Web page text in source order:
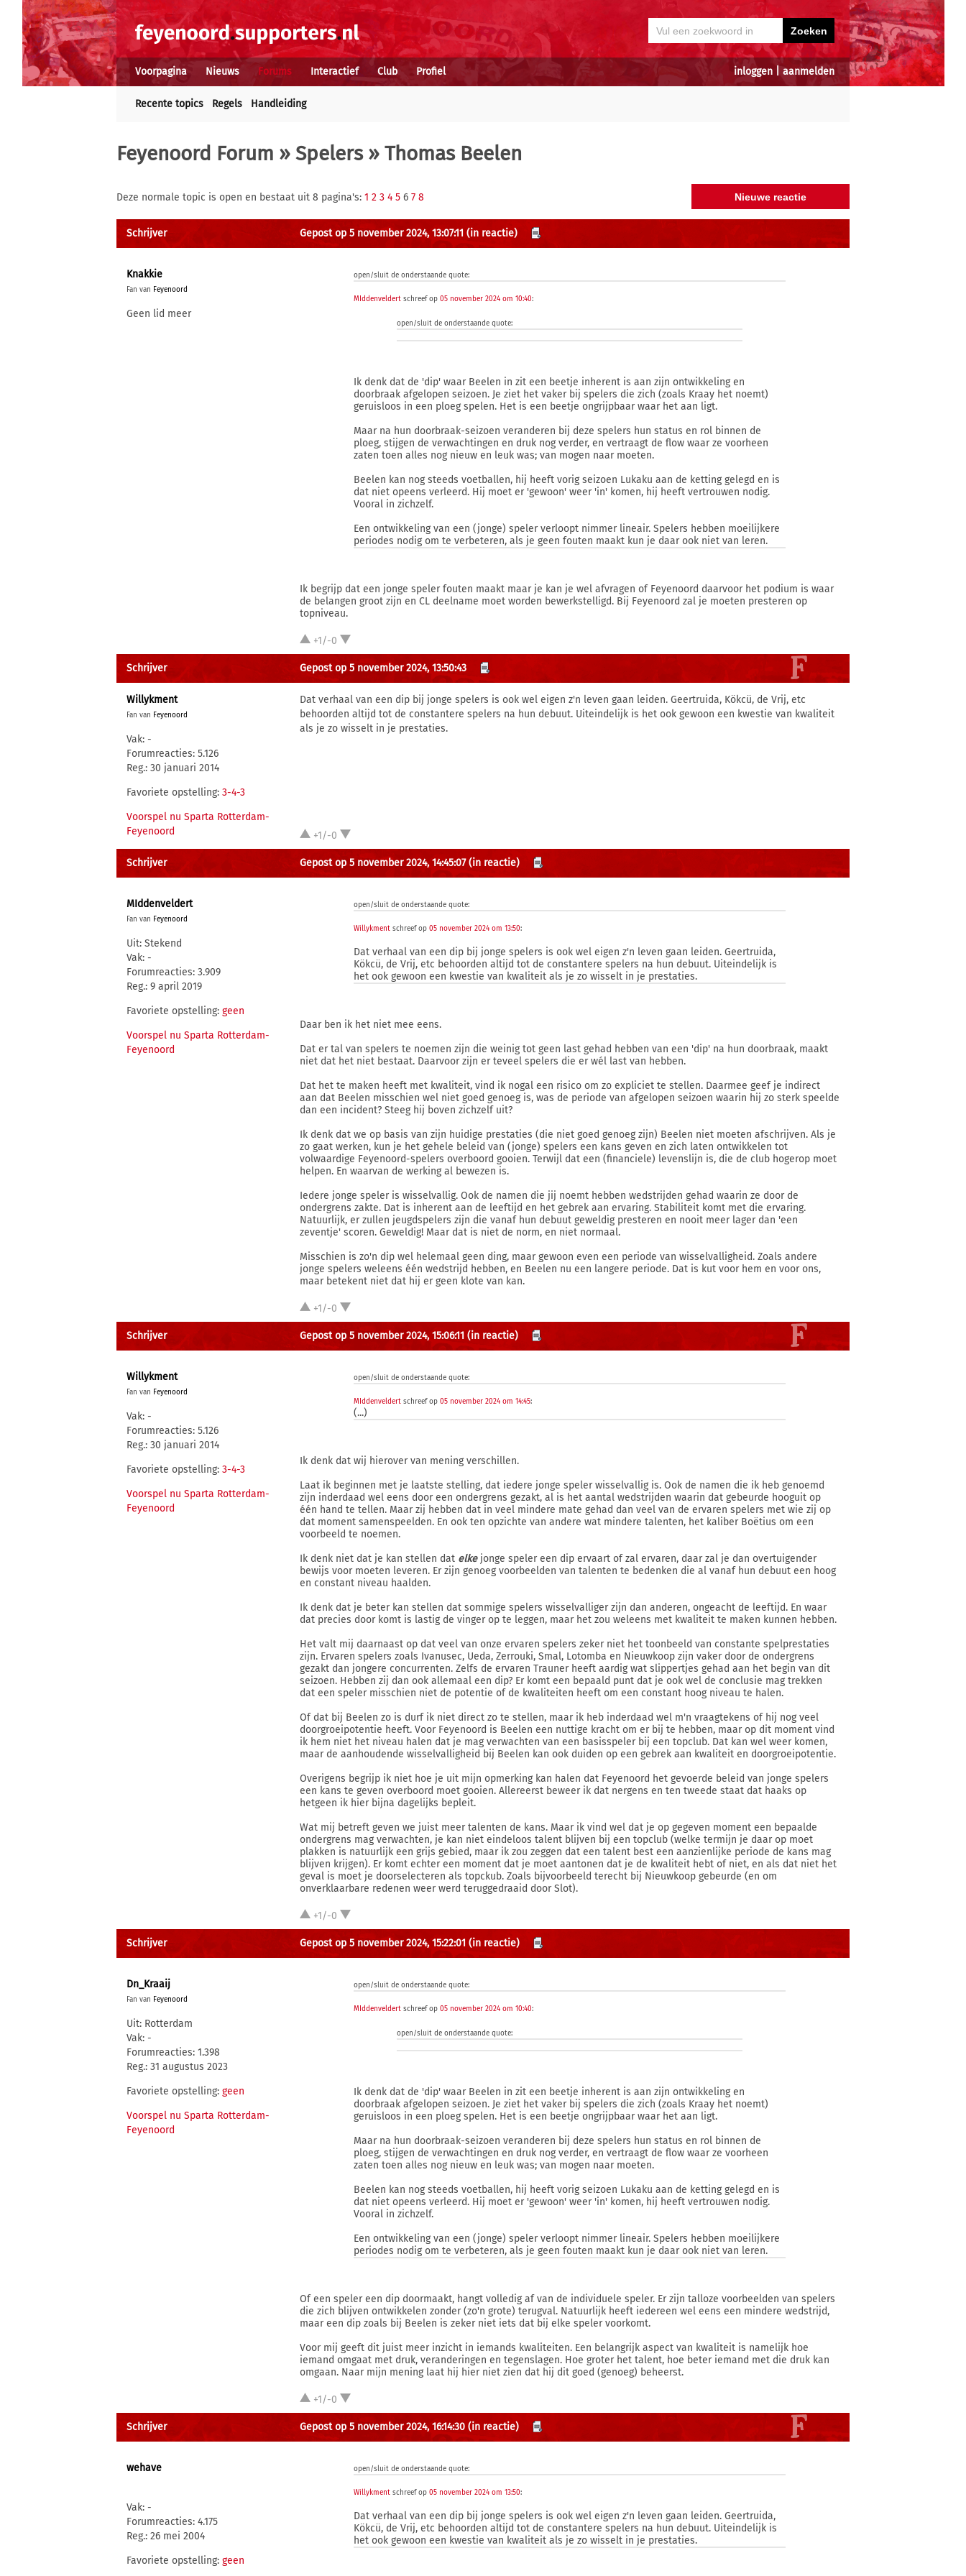
inloggen aanmelden
Voorpagina Nieuws Forums Interactief Club Profiel
Recente topics Regels Handleiding
Feyenoord Forum » Spelers» Thomas Beelen
Deze normale topic is open en bestaat uit 8 pagina's: 1 2 3 4 5 6 7 8
Schrijver Gepost op 5 november 2024, 13:07:11 (in reactie)
Knakkie
Fan van Feyenoord
Geen lid meer
open/sluit de onderstaande quote:
MIddenveldert schreef op05 november 2024 om 10:40:
open/sluit de onderstaande quote:
Ik denk dat de 'dip' waar Beelen in zit een beetje inherent is aan zijn ontwikkeling en
doorbraak afgelopen seizoen. Je ziet het vaker bij spelers die zich (zoals Kraay het noemt)
geruisloos in een ploeg spelen. Het is een beetje ongrijpbaar waar het aan ligt.
Maar na hun doorbraak-seizoen veranderen bij deze spelers hun status en rol binnen de
ploeg, stijgen de verwachtingen en druk nog verder, en vertraagt de flow waar ze voorheen
zaten toen alles nog nieuw en leuk was; van mogen naar moeten.
Beelen kan nog steeds voetballen, hij heeft vorig seizoen Lukaku aan de ketting gelegd en is
dat niet opeens verleerd. Hij moet er 'gewoon' weer 'in' komen, hij heeft vertrouwen nodig.
Vooral in zichzelf.
Een ontwikkeling van een (jonge) speler verloopt nimmer lineair. Spelers hebben moeilijkere
periodes nodig om te verbeteren, als je geen fouten maakt kun je daar ook niet van leren.
Ik begrijp dat een jonge speler fouten maakt maar je kan je wel afvragen of Feyenoord daarvoor het podium is waar
de belangen groot zijn en CL deelname moet worden bewerkstelligd. Bij Feyenoord zal je moeten presteren op
topniveau.
+1/-0
Schrijver Gepost op 5 november 2024, 13:50:43
Willykment
Fan van Feyenoord
Vak: -
Forumreacties: 5.126
Reg.: 30 januari 2014
Favoriete opstelling: 3-4-3
Voorspel nu Sparta Rotterdam-
Feyenoord
Dat verhaal van een dip bij jonge spelers is ook wel eigen z'n leven gaan leiden. Geertruida, Kökcü, de Vrij, etc
behoorden altijd tot de constantere spelers na hun debuut. Uiteindelijk is het ook gewoon een kwestie van kwaliteit
als je zo wisselt in je prestaties.
+1/-0
Schrijver Gepost op 5 november 2024, 14:45:07 (in reactie)
MIddenveldert
Fan van Feyenoord
Uit: Stekend
Vak: -
Forumreacties: 3.909
Reg.: 9 april 2019
Favoriete opstelling: geen
Voorspel nu Sparta Rotterdam-
Feyenoord
open/sluit de onderstaande quote:
Willykment schreef op05 november 2024 om 13:50:
Dat verhaal van een dip bij jonge spelers is ook wel eigen z'n leven gaan leiden. Geertruida,
Kökcü, de Vrij, etc behoorden altijd tot de constantere spelers na hun debuut. Uiteindelijk is
het ook gewoon een kwestie van kwaliteit als je zo wisselt in je prestaties.
Daar ben ik het niet mee eens.
Dat er tal van spelers te noemen zijn die weinig tot geen last gehad hebben van een 'dip' na hun doorbraak, maakt
niet dat het niet bestaat. Daarvoor zijn er teveel spelers die er wél last van hebben.
Dat het te maken heeft met kwaliteit, vind ik nogal een risico om zo expliciet te stellen. Daarmee geef je indirect
aan dat Beelen misschien wel niet goed genoeg is, was de periode van afgelopen seizoen waarin hij zo sterk speelde
dan een incident? Steeg hij boven zichzelf uit?
Ik denk dat we op basis van zijn huidige prestaties (die niet goed genoeg zijn) Beelen niet moeten afschrijven. Als je
zo gaat werken, kun je het gehele beleid van (jonge) spelers een kans geven en zich laten ontwikkelen tot
volwaardige Feyenoord-spelers overboord gooien. Terwijl dat een (financiele) levenslijn is, die de club hogerop moet
helpen. En waarvan de werking al bewezen is.
Iedere jonge speler is wisselvallig. Ook de namen die jij noemt hebben wedstrijden gehad waarin ze door de
ondergrens zakte. Dat is inherent aan de leeftijd en het gebrek aan ervaring. Stabiliteit komt met die ervaring.
Natuurlijk, er zullen jeugdspelers zijn die vanaf hun debuut geweldig presteren en nooit meer lager dan 'een
zeventje' scoren. Geweldig! Maar dat is niet de norm, en niet normaal.
Misschien is zo'n dip wel helemaal geen ding, maar gewoon even een periode van wisselvalligheid. Zoals andere
jonge spelers weleens één wedstrijd hebben, en Beelen nu een langere periode. Dat is kut voor hem en voor ons,
maar betekent niet dat hij er geen klote van kan.
+1/-0
Schrijver Gepost op 5 november 2024, 15:06:11 (in reactie)
Willykment
Fan van Feyenoord
Vak: -
Forumreacties: 5.126
Reg.: 30 januari 2014
Favoriete opstelling: 3-4-3
Voorspel nu Sparta Rotterdam-
Feyenoord
open/sluit de onderstaande quote:
MIddenveldert schreef op05 november 2024 om 14:45:
(...)
Ik denk dat wij hierover van mening verschillen.
Laat ik beginnen met je laatste stelling, dat iedere jonge speler wisselvallig is. Ook de namen die ik heb genoemd
zijn inderdaad wel eens door een ondergrens gezakt, al is het aantal wedstrijden waarin dat gebeurde hooguit op
één hand te tellen. Maar zij hebben dat in veel mindere mate gehad dan veel van de ervaren spelers met wie zij op
dat moment samenspeelden. En ook ten opzichte van andere wat mindere talenten, het kaliber Boëtius om een
voorbeeld te noemen.
Ik denk niet dat je kan stellen dat elke jonge speler een dip ervaart of zal ervaren, daar zal je dan overtuigender
bewijs voor moeten leveren. Er zijn genoeg voorbeelden van talenten te bedenken die al vanaf hun debuut een hoog
en constant niveau haalden.
Ik denk dat je beter kan stellen dat sommige spelers wisselvalliger zijn dan anderen, ongeacht de leeftijd. En waar
dat precies door komt is lastig de vinger op te leggen, maar het zou weleens met kwaliteit te maken kunnen hebben.
Het valt mij daarnaast op dat veel van onze ervaren spelers zeker niet het toonbeeld van constante spelprestaties
zijn. Ervaren spelers zoals Ivanusec, Ueda, Zerrouki, Smal, Lotomba en Nieuwkoop zijn vaker door de ondergrens
gezakt dan jongere concurrenten. Zelfs de ervaren Trauner heeft aardig wat slippertjes gehad aan het begin van dit
seizoen. Hebben zij dan ook allemaal een dip? Er komt een bepaald punt dat je ook wel de conclusie mag trekken
dat een speler misschien niet de potentie of de kwaliteiten heeft om een constant hoog niveau te halen.
Of dat bij Beelen zo is durf ik niet direct zo te stellen, maar ik heb inderdaad wel m'n vraagtekens of hij nog veel
doorgroeipotentie heeft. Voor Feyenoord is Beelen een nuttige kracht om er bij te hebben, maar op dit moment vind
ik hem niet het niveau halen dat je mag verwachten van een basisspeler bij een topclub. Dat kan wel weer komen,
maar de aanhoudende wisselvalligheid bij Beelen kan ook duiden op een gebrek aan kwaliteit en doorgroeipotentie.
Overigens begrijp ik niet hoe je uit mijn opmerking kan halen dat Feyenoord het gevoerde beleid van jonge spelers
een kans te geven overboord moet gooien. Allereerst beweer ik dat nergens en ten tweede staat dat haaks op
hetgeen ik hier bijna dagelijks bepleit.
Wat mij betreft geven we juist meer talenten de kans. Maar ik vind wel dat je op gegeven moment een bepaalde
ondergrens mag verwachten, je kan niet eindeloos talent blijven bij een topclub (welke termijn je daar op moet
plakken is natuurlijk een grijs gebied, maar ik zou zeggen dat een talent best een aanzienlijke periode de kans mag
blijven krijgen). Er komt echter een moment dat je moet aantonen dat je de kwaliteit hebt of niet, en als dat niet het
geval is moet je doorselecteren als topckub. Zoals bijvoorbeeld terecht bij Nieuwkoop gebeurde (en om
onverklaarbare redenen weer werd teruggedraaid door Slot).
+1/-0
Schrijver Gepost op 5 november 2024, 15:22:01 (in reactie)
Dn_Kraaij
Fan van Feyenoord
Uit: Rotterdam
Vak: -
Forumreacties: 1.398
Reg.: 31 augustus 2023
Favoriete opstelling: geen
Voorspel nu Sparta Rotterdam-
Feyenoord
open/sluit de onderstaande quote:
MIddenveldert schreef op05 november 2024 om 10:40:
open/sluit de onderstaande quote:
Ik denk dat de 'dip' waar Beelen in zit een beetje inherent is aan zijn ontwikkeling en
doorbraak afgelopen seizoen. Je ziet het vaker bij spelers die zich (zoals Kraay het noemt)
geruisloos in een ploeg spelen. Het is een beetje ongrijpbaar waar het aan ligt.
Maar na hun doorbraak-seizoen veranderen bij deze spelers hun status en rol binnen de
ploeg, stijgen de verwachtingen en druk nog verder, en vertraagt de flow waar ze voorheen
zaten toen alles nog nieuw en leuk was; van mogen naar moeten.
Beelen kan nog steeds voetballen, hij heeft vorig seizoen Lukaku aan de ketting gelegd en is
dat niet opeens verleerd. Hij moet er 'gewoon' weer 'in' komen, hij heeft vertrouwen nodig.
Vooral in zichzelf.
Een ontwikkeling van een (jonge) speler verloopt nimmer lineair. Spelers hebben moeilijkere
periodes nodig om te verbeteren, als je geen fouten maakt kun je daar ook niet van leren.
Of een speler een dip doormaakt, hangt volledig af van de individuele speler. Er zijn talloze voorbeelden van spelers
die zich blijven ontwikkelen zonder (zo'n grote) terugval. Natuurlijk heeft iedereen wel eens een mindere wedstrijd,
maar een dip zoals bij Beelen is zeker niet iets dat bij elke speler voorkomt.
Voor mij geeft dit juist meer inzicht in iemands kwaliteiten. Een belangrijk aspect van kwaliteit is namelijk hoe
iemand omgaat met druk, veranderingen en tegenslagen. Hoe groter het talent, hoe beter iemand met die druk kan
omgaan. Naar mijn mening laat hij hier niet zien dat hij dit goed (genoeg) beheerst.
+1/-0
Schrijver Gepost op 5 november 2024, 16:14:30 (in reactie)
wehave
Vak: -
Forumreacties: 4.175
Reg.: 26 mei 2004
Favoriete opstelling: geen
open/sluit de onderstaande quote:
Willykment schreef op05 november 2024 om 13:50:
Dat verhaal van een dip bij jonge spelers is ook wel eigen z'n leven gaan leiden. Geertruida,
Kökcü, de Vrij, etc behoorden altijd tot de constantere spelers na hun debuut. Uiteindelijk is
het ook gewoon een kwestie van kwaliteit als je zo wisselt in je prestaties.